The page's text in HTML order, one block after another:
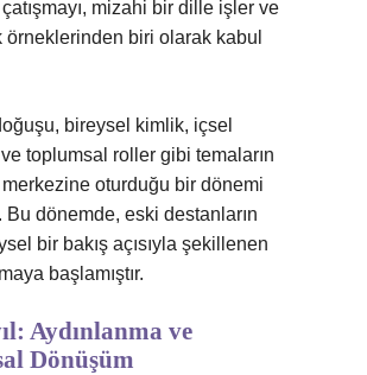
mizahi bir dille işler ve
örneklerinden biri olarak kabul
bireysel kimlik, içsel
toplumsal roller gibi temaların
merkezine oturduğu bir dönemi
Bu dönemde, eski destanların
bir bakış açısıyla şekillenen
başlamıştır.
Aydınlanma ve
Dönüşüm